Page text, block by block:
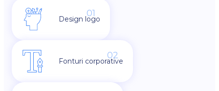
01
Design logo
02
Fonturi corporative